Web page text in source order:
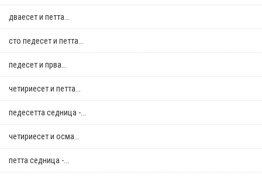
дваесет и петта...
сто педесет и петта...
педесет и прва...
четириесет и петта...
педесетта седница -...
четириесет и осма...
петта седница -...